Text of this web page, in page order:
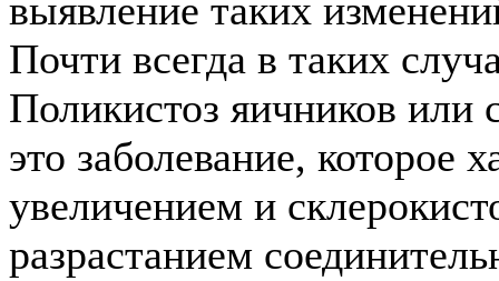
выявление таких
Почти всегда в таких
Поликистоз яичников
это заболевание, которое
увеличением и
разрастанием